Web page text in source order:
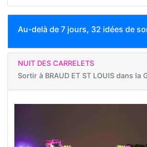
Au-delà de 7 jours, 32 idées de
NUIT DES CARRELETS
Sortir à BRAUD ET ST LOUIS dans la